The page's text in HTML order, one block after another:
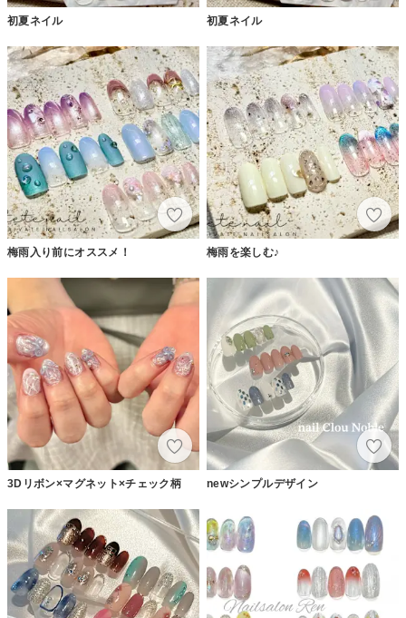
初夏ネイル 初夏ネイル
梅雨入り前にオススメ！ 梅雨を楽しむ♪
3Dリボン×マグネット×チェック柄 newシンプルデザイン